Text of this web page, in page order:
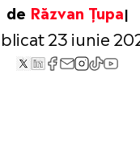
de Răzvan Țupa
23 iunie